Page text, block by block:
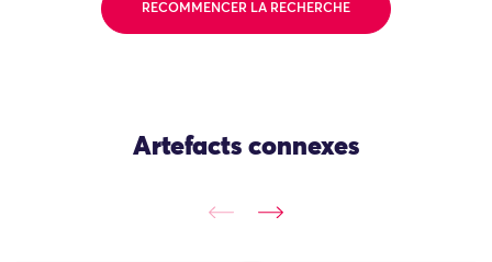
RECOMMENCER LA RECHERCHE
Artefacts connexes